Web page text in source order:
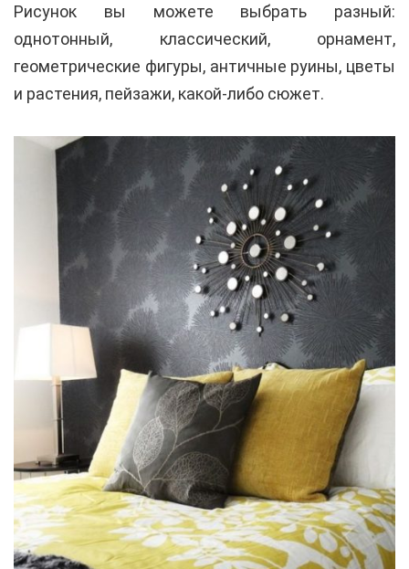
Рисунок вы можете выбрать разный:
однотонный, классический, орнамент,
геометрические фигуры, античные руины, цветы
и растения, пейзажи, какой-либо сюжет.